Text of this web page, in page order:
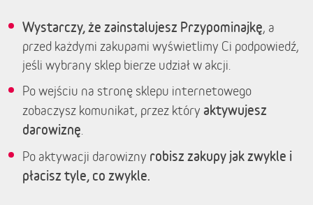
Wystarczy, że zainstalujesz Przypominajkę, a
przed każdymi zakupami wyświetlimy Ci podpowiedź,
jeśli wybrany sklep bierze udział w akcji.
Po wejściu na stronę sklepu internetowego
zobaczysz komunikat, przez który aktywujesz
darowiznę
Po aktywacji darowizny robisz zakupy jak zwykle i
płacisz tyle, co zwykle.